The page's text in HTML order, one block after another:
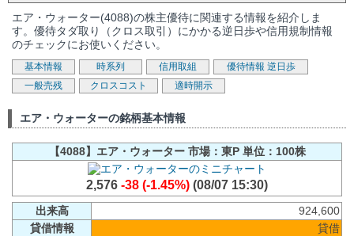
エア・ウォーター(4088)の株主優待に関連する情報を紹介しま
す。優待タダ取り（クロス取引）にかかる逆日歩や信用規制情報
のチェックにお使いください。
基本情報 時系列 信用取組 優待情報 逆日歩
一般売残
クロスコスト 適時開示
エア・ウォーターの銘柄基本情報
【4088】エア・ウォーター 市場：東P 単位：100株
2,576 -38 (-1.45%) (08/07 15:30)
出来高
924,600
貸借情報
貸借